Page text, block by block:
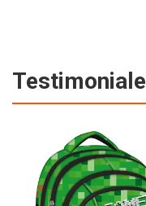
Testimoniale